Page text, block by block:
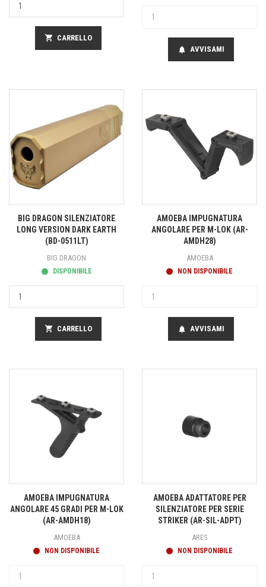
shopping_cart CARRELLO
notifications AVVISAMI
BIG DRAGON SILENZIATORE
LONG VERSION DARK EARTH
(BD-0511LT)
BIG DRAGON
DISPONIBILE
shopping_cart CARRELLO
AMOEBA IMPUGNATURA
ANGOLARE PER M-LOK (AR-
AMDH28)
AMOEBA
NON DISPONIBILE
notifications AVVISAMI
AMOEBA IMPUGNATURA
ANGOLARE 45 GRADI PER M-LOK
(AR-AMDH18)
AMOEBA
NON DISPONIBILE
AMOEBA ADATTATORE PER
SILENZIATORE PER SERIE
STRIKER (AR-SIL-ADPT)
ARES
NON DISPONIBILE